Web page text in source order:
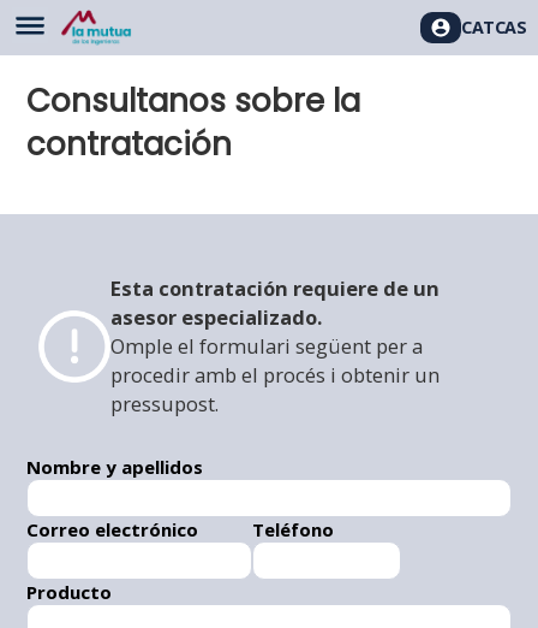
CATCAS
Consultanos sobre la
contratación
Esta contratación requiere de un
asesor especializado.
Omple el formulari següent per a
procedir amb el procés i obtenir un
pressupost.
Nombre y apellidos
Correo electrónico Teléfono
Producto